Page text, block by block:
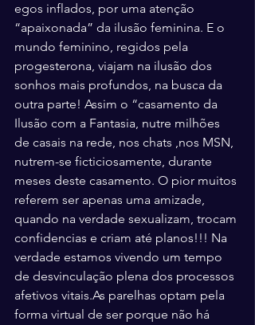
egos inflados, por uma atenção
“apaixonada” da ilusão feminina. E o
mundo feminino, regidos pela
progesterona, viajam na ilusão dos
sonhos mais profundos, na busca da
outra parte! Assim o “casamento da
Ilusão com a Fantasia, nutre milhões
de casais na rede, nos chats ,nos MSN,
nutrem-se ficticiosamente, durante
meses deste casamento. O pior muitos
referem ser apenas uma amizade,
quando na verdade sexualizam, trocam
confidencias e criam até planos!!! Na
verdade estamos vivendo um tempo
de desvinculação plena dos processos
afetivos vitais.As parelhas optam pela
forma virtual de ser porque não há